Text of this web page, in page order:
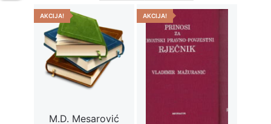
AKCIJA!
M.D. Mesarović
AKCIJA!